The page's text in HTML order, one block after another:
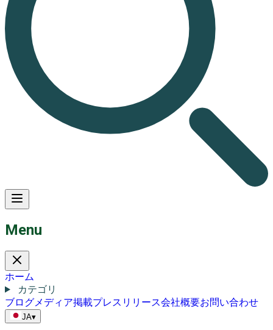
Menu
ホーム
カテゴリ
ブログメディア掲載プレスリリース会社概要お問い合わせ
JA▾